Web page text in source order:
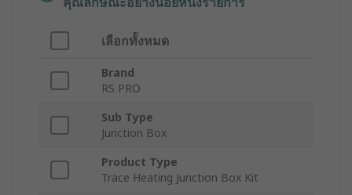
เลือกทั้งหมด
Brand
RS PRO
Sub Type
Junction Box
Product Type
Trace Heating Junction Box Kit